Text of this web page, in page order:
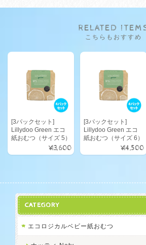
RELATED
こちらもおすすめ
[3パックセット]
Lillydoo Green エコ
紙おむつ（サイズ 5）
¥13,600
[3パックセット]
Lillydoo Green エコ
紙おむつ（サイズ 6）
¥14,500
CATEGORY
エコロジカルベビー紙おむつ